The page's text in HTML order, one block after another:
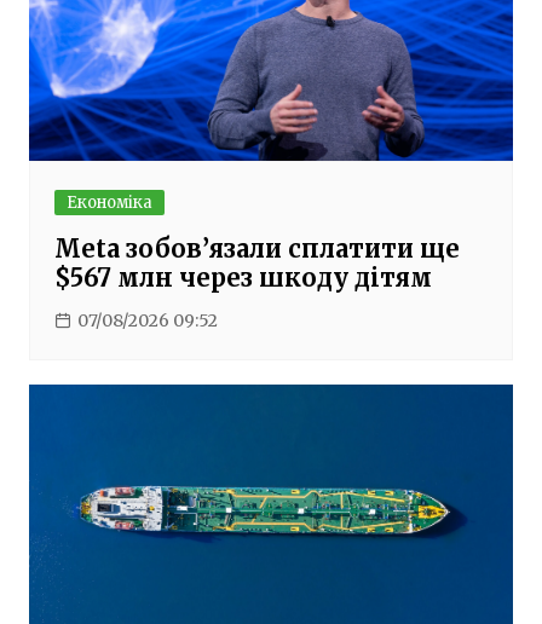
Економіка
Meta зобов’язали сплатити ще
$567 млн через шкоду дітям
07/08/2026 09:52